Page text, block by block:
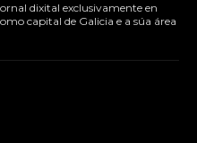
dixital exclusivamente en
capital de Galicia e a súa área